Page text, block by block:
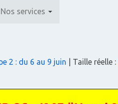
Nos services
2 : du 6 au 9 juin | Taille réelle :